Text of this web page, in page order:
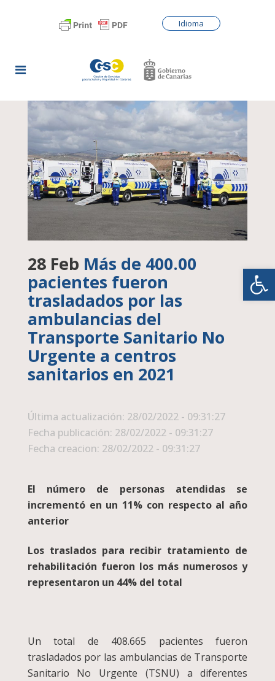
Idioma
28 Feb Más de 400.00
pacientes fueron
trasladados por las
ambulancias del
Transporte Sanitario No
Urgente a centros
sanitarios en 2021
Última actualización: 28/02/2022 - 09:31:27
Fecha publicación: 28/02/2022 - 09:31:27
Fecha creacion: 28/02/2022 - 09:31:27
El número de personas atendidas se
incrementó en un 11% con respecto al año
anterior
Los traslados para recibir tratamiento de
rehabilitación fueron los más numerosos y
representaron un 44% del total
Un total de 408.665 pacientes fueron
trasladados por las ambulancias de Transporte
Sanitario No Urgente (TSNU) a diferentes